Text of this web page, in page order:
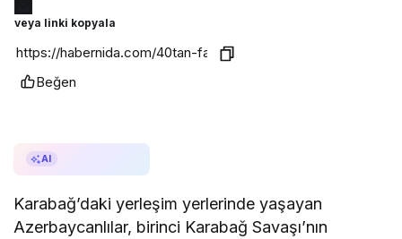
veya linki kopyala
Beğen
AI
Karabağ’daki yerleşim yerlerinde yaşayan
Azerbaycanlılar, birinci Karabağ Savaşı’nın